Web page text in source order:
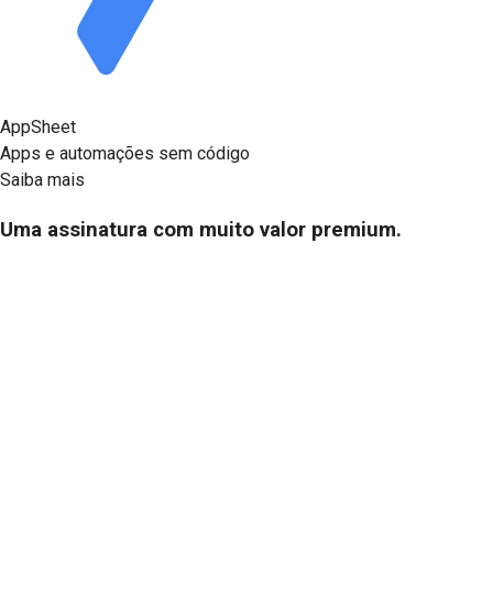
AppSheet
Apps e automações sem código
Saiba mais
Uma assinatura com muito valor premium.